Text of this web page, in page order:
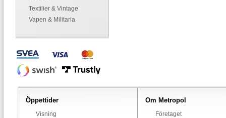
Textilier & Vintage
Vapen & Militaria
Öppettider
Visning
Om Metropol
Företaget